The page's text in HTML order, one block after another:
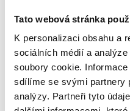
Tato webová stránka
K personalizaci obsahu a
sociálních médií a
soubory cookie.
sdílíme se svými partnery
analýzy. Partneři tyto